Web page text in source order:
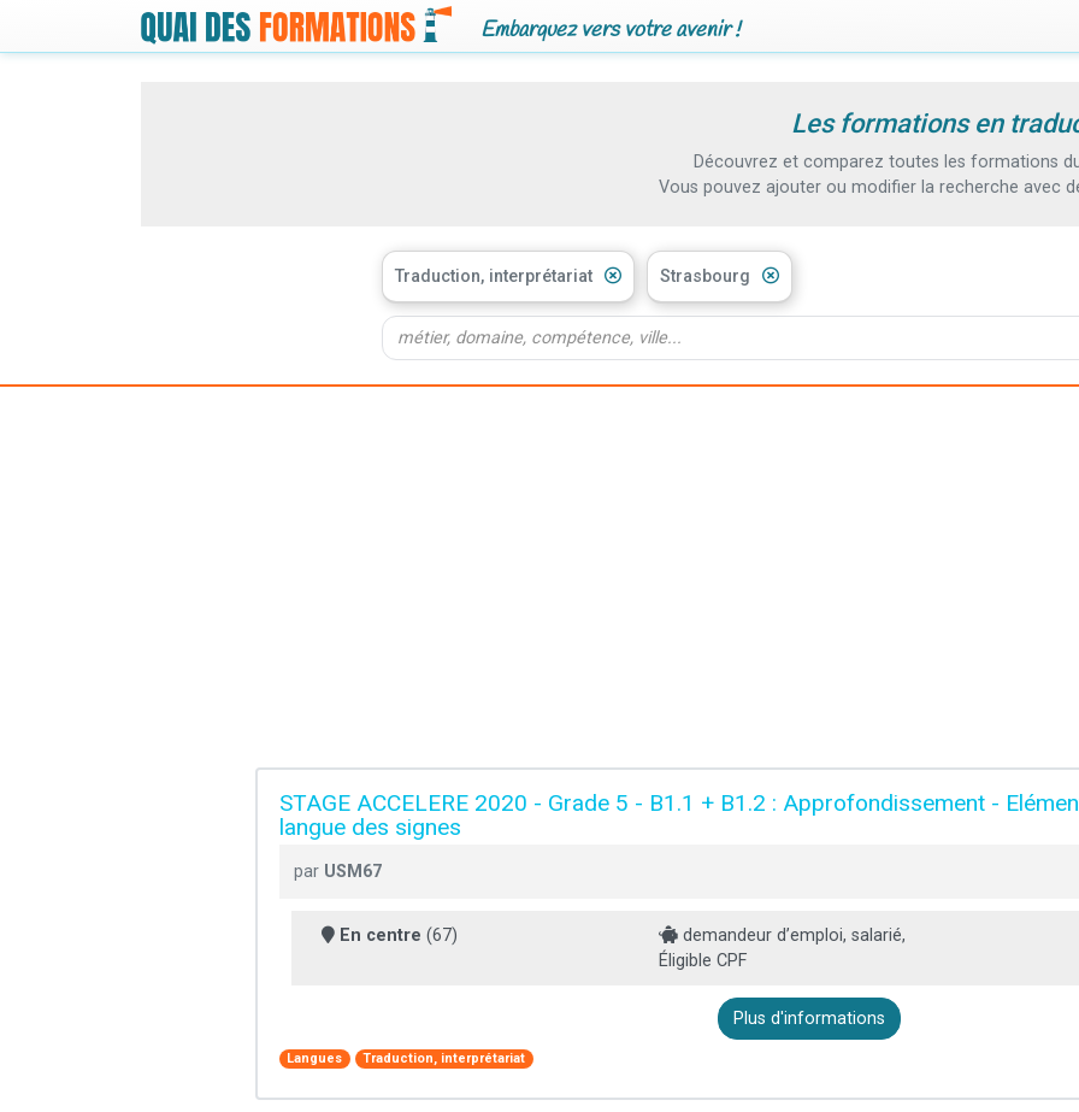
Embarquez vers votre avenir !
Les formations en
Découvrez et comparez toutes les formations
Vous pouvez ajouter ou modifier la recherche avec
Traduction, interprétariat Strasbourg
STAGE ACCELERE 2020 - Grade 5 - B1.1 + B1.2 : Approfondissement -
langue des signes
par USM67
En centre (67)
demandeur d’emploi, salarié,
Éligible CPF
Plus d'informations
Langues Traduction, interprétariat